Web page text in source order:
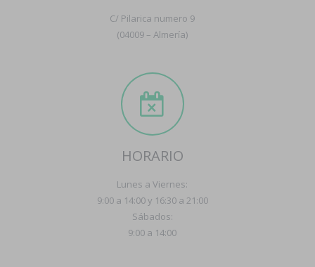
C/ Pilarica numero 9
(04009 – Almería)
HORARIO
Lunes a Viernes:
9:00 a 14:00 y 16:30 a 21:00
Sábados:
9:00 a 14:00